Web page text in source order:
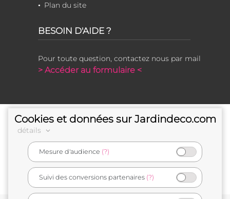
Plan du site
BESOIN D'AIDE ?
Pour toute question, contactez nous par mail
> Accéder au formulaire <
e-commerçant français
Cookies et données sur Jardindeco.com
détails
Mesure d'audience (?)
Suivi des conversions partenaires (?)